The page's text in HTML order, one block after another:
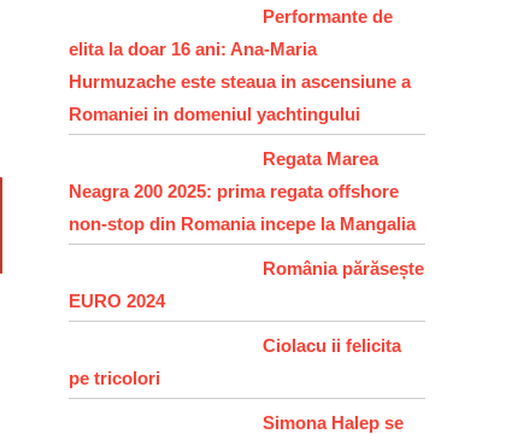
Performante de
elita la doar 16 ani: Ana-Maria
Hurmuzache este steaua in ascensiune a
Romaniei in domeniul yachtingului
Regata Marea
Neagra 200 2025: prima regata offshore
non-stop din Romania incepe la Mangalia
România părăsește
EURO 2024
Ciolacu ii felicita
pe tricolori
Simona Halep se